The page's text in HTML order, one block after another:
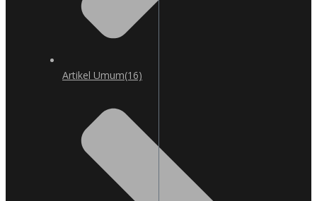
Artikel Umum(16)